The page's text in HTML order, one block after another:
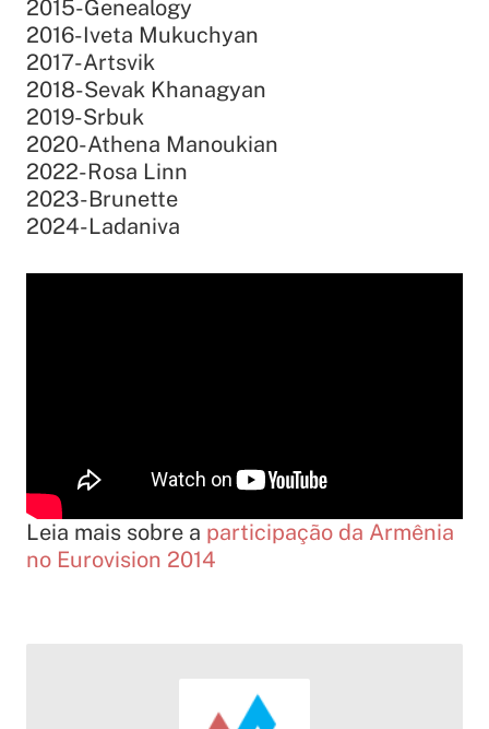
2015-Genealogy
2016-Iveta Mukuchyan
2017-Artsvik
2018-Sevak Khanagyan
2019-Srbuk
2020-Athena Manoukian
2022-Rosa Linn
2023-Brunette
2024-Ladaniva
Leia mais sobre a participação da Armênia
no Eurovision 2014